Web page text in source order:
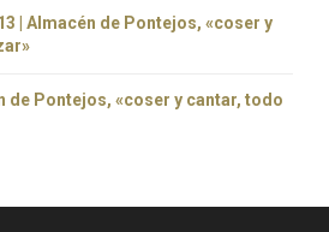
| Almacén de Pontejos, «coser y
de Pontejos, «coser y cantar, todo